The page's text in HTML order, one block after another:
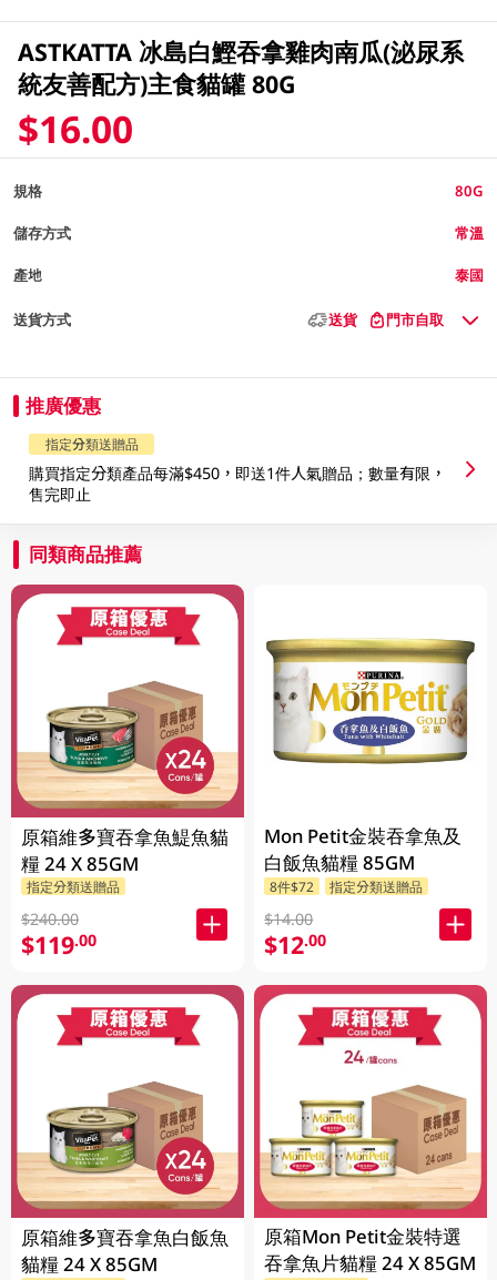
ASTKATTA 冰島白鰹吞拿雞肉南瓜(泌尿系
統友善配方)主食貓罐 80G
$16.00
規格 80G
儲存方式 常溫
產地 泰國
送貨方式 送貨 門市自取
推廣優惠
指定分類送贈品
購買指定分類產品每滿$450，即送1件人氣贈品；數量有限，
售完即止
同類商品推薦
原箱維多寶吞拿魚鯷魚貓
糧 24 X 85GM
指定分類送贈品
$240.00
$119.00
原箱維多寶吞拿魚白飯魚
貓糧 24 X 85GM
Mon Petit金裝吞拿魚及
白飯魚貓糧 85GM
8件$72 指定分類送贈品
$14.00
$12.00
原箱Mon Petit金裝特選
吞拿魚片貓糧 24 X 85GM